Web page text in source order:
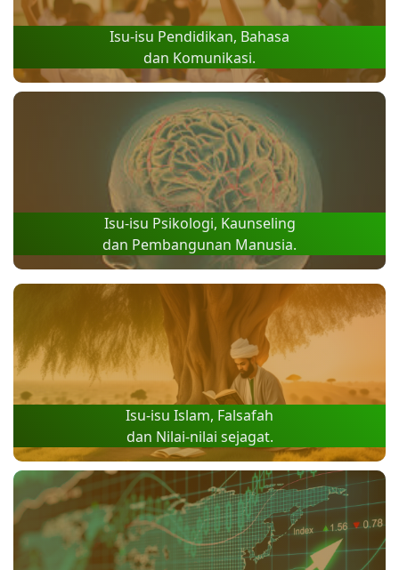
Isu-isu Pendidikan, Bahasa
dan Komunikasi.
Isu-isu Psikologi, Kaunseling
dan Pembangunan Manusia.
Isu-isu Islam, Falsafah
dan Nilai-nilai sejagat.